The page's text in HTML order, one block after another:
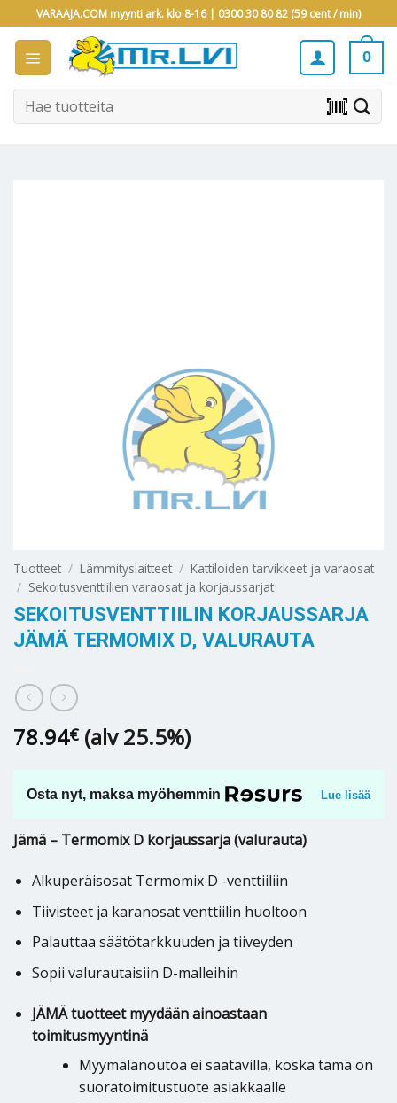
to
content
VARAAJA.COM myynti ark. klo 8-16 | 0300 30 80 82 (59 cent / min)
0
Etsi: barcode_scanner
Tuotteet / Lämmityslaitteet / Kattiloiden tarvikkeet ja varaosat
/ Sekoitusventtiilien varaosat ja korjaussarjat
SEKOITUSVENTTIILIN KORJAUSSARJA
JÄMÄ TERMOMIX D, VALURAUTA
78.94€ (alv 25.5%)
Osta nyt, maksa myöhemmin Lue lisää
Jämä – Termomix D korjaussarja (valurauta)
Alkuperäisosat Termomix D -venttiiliin
Tiivisteet ja karanosat venttiilin huoltoon
Palauttaa säätötarkkuuden ja tiiveyden
Sopii valurautaisiin D-malleihin
JÄMÄ tuotteet myydään ainoastaan
toimitusmyyntinä
Myymälänoutoa ei saatavilla, koska tämä on
suoratoimitustuote asiakkaalle